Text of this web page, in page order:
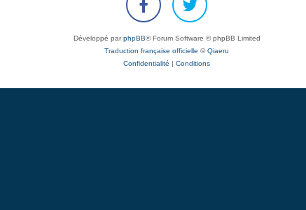
Développé parphpBB® Forum Software © phpBB Limited
Traduction française officielle ©Qiaeru
Confidentialité | Conditions